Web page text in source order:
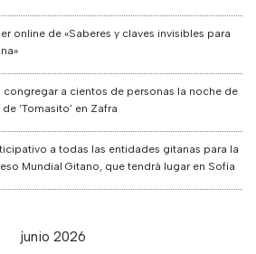
online de «Saberes y claves invisibles para
congregar a cientos de personas la noche de
‘Tomasito’ en Zafra
a todas las entidades gitanas para la
Mundial Gitano, que tendrá lugar en Sofía
junio 2026